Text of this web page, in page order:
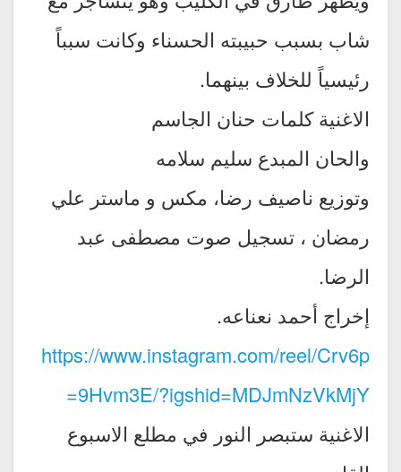
شاب بسبب حبيبته الحسناء وكانت سبباً
رئيسياً للخلاف بينهما.
الاغنية كلمات حنان الجاسم
والحان المبدع سليم سلامه
وتوزيع ناصيف رضا، مكس و ماستر علي
رمضان ، تسجيل صوت مصطفى عبد
الرضا.
إخراج أحمد نعناعه.
https://www.instagram.com/reel/Crv6p
9Hvm3E/?igshid=MDJmNzVkMjY=
الاغنية ستبصر النور في مطلع الاسبوع